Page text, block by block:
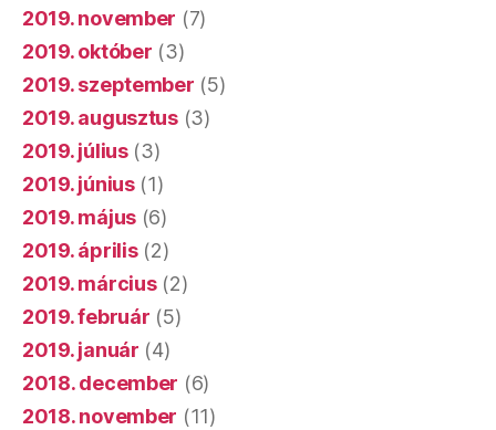
2019. november (7)
2019. október (3)
2019. szeptember (5)
2019. augusztus(3)
2019. július(3)
2019. június(1)
2019. május (6)
2019. április(2)
2019. március(2)
2019. február (5)
2019. január (4)
2018. december (6)
2018. november (11)